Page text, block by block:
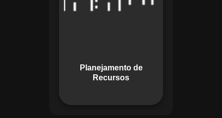
Planejamento de
Recursos
garante o uso
promovendo